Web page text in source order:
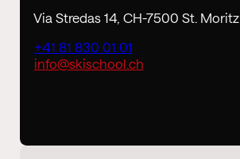
Via Stredas 14, CH-7500 St. Moritz
+41 81 830 01 01
info@skischool.ch